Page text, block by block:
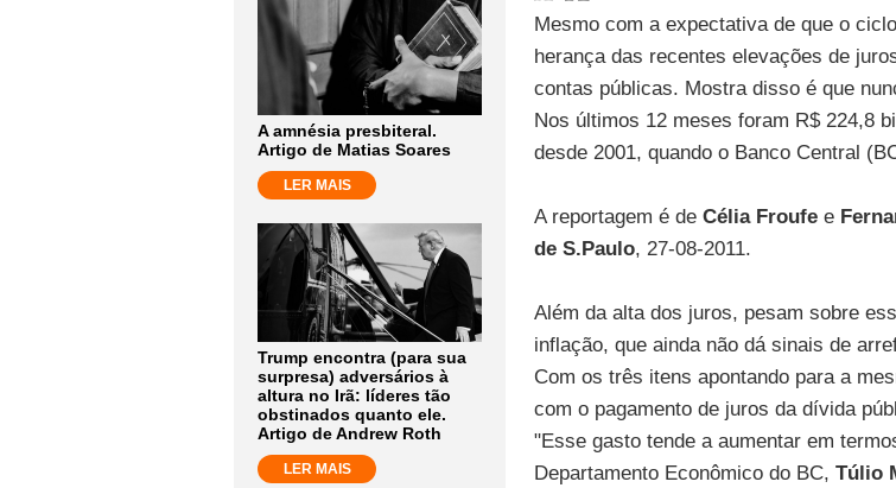
A amnésia presbiteral.
Artigo de Matias Soares
LER MAIS
Trump encontra (para sua
surpresa) adversários à
altura no Irã: líderes tão
obstinados quanto ele.
Artigo de Andrew Roth
LER MAIS
Mesmo com a expectativa de que o
herança das recentes elevações de
contas públicas. Mostra disso é que
Nos últimos 12 meses foram R$ 224,8
desde 2001, quando o Banco Central
A reportagem é de Célia Froufee
de S.Paulo, 27-08-2011.
Além da alta dos juros, pesam sobre
inflação, que ainda não dá sinais de
Com os três itens apontando para a
com o pagamento de juros da dívida
"Esse gasto tende a aumentar em
Departamento Econômico do BC, Túlio